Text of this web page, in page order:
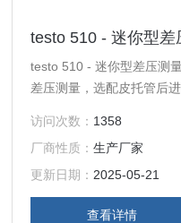
testo 510 - 迷你型差
testo 510 - 迷你型差压测
差压测量，选配皮托管后
访问次数： 1358
厂商性质：生产厂家
更新日期： 2025-05-21
查看详情